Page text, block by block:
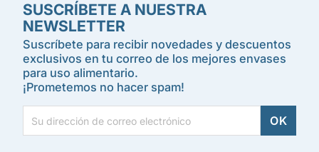
SUSCRÍBETE A NUESTRA
NEWSLETTER
Suscríbete para recibir novedades y descuentos
exclusivos en tu correo de los mejores envases
para uso alimentario.
¡Prometemos no hacer spam!